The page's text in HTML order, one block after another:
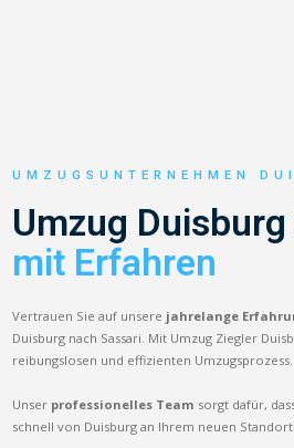
UMZUGSUNTERNEHMEN
Umzug
mit Erfahren
Vertrauen Sie auf unsere jahrelange
Duisburg nach Sassari. Mit Umzug Ziegler
reibungslosen und effizienten Umzugsprozess.
Unser professionelles Team sorgt dafür,
schnell von Duisburg an Ihrem neuen